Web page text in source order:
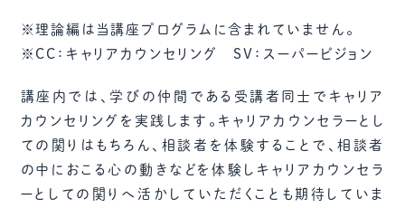
※理論編は当講座プログラムに含まれていません。
※CC：キャリアカウンセリング SV：スーパービジョン
講座内では、学びの仲間である受講者同士でキャリア
カウンセリングを実践します。キャリアカウンセラーとし
ての関りはもちろん、相談者を体験することで、相談者
の中におこる心の動きなどを体験しキャリアカウンセラ
ーとしての関りへ活かしていただくことも期待していま